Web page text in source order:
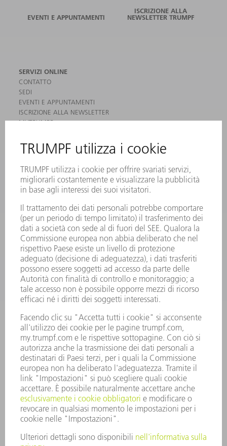
EVENTI E APPUNTAMENTI
ISCRIZIONE ALLA
NEWSLETTER TRUMPF
SERVIZI ONLINE
CONTATTO
SEDI
EVENTI E APPUNTAMENTI
ISCRIZIONE ALLA NEWSLETTER
MYTRUMPF
PRODOTTI
MACCHINE & SISTEMI
ELETTRONICA DI POTENZA
MACCHINE UTENSILI ELETTRICHE
SMART FACTORY
SOFTWARE
SERVICES
APPLICAZIONI
SETTORI
L'AZIENDA
CARRIERA
OFFERTE DI LAVORO
PROFILO DELL'AZIENDA
PRESIDENZA
RELAZIONE DI BILANCIO
PRINCIPI AZIENDALI
COMPLIANCE
SISTEMA DI WHISTLEBLOWING
SECURITY
COMUNICATI STAMPA
RIVISTE
SOSTENIBILITÀ
CLIMA E AMBIENTE
IMPEGNO SOCIALE E COMUNITARIO
GOVERNANCE AZIENDALE